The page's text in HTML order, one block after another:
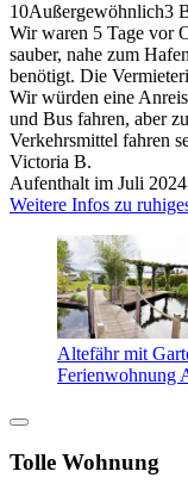
10Außergewöhnlich3
Wir waren 5 Tage vor
sauber, nahe zum
benötigt. Die
Wir würden eine
und Bus fahren, aber
Verkehrsmittel fahren
Victoria B.
Aufenthalt im Juli 2024
Weitere Infos zu
Altefähr mit
Ferienwohnung
Tolle Wohnung